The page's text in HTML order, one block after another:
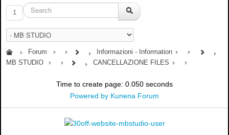
1
Forum
Informazioni - Information
MB STUDIO
CANCELLAZIONE FILES
Time to create page: 0.050 seconds
Powered by Kunena Forum